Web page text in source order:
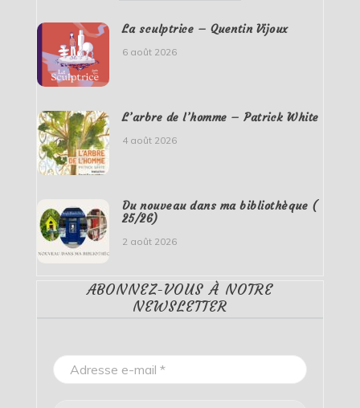
La sculptrice – Quentin Vijoux
6 août 2026
L’arbre de l’homme – Patrick White
4 août 2026
Du nouveau dans ma bibliothèque (
25/26)
2 août 2026
ABONNEZ-VOUS À NOTRE
NEWSLETTER